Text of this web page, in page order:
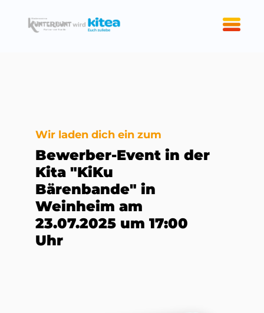
Wir laden dich ein zum
Bewerber-Event in der
Kita "KiKu
Bärenbande" in
Weinheim am
23.07.2025 um 17:00
Uhr